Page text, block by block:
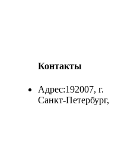
Контакты
Адрес:192007, г.
Санкт-Петербург,